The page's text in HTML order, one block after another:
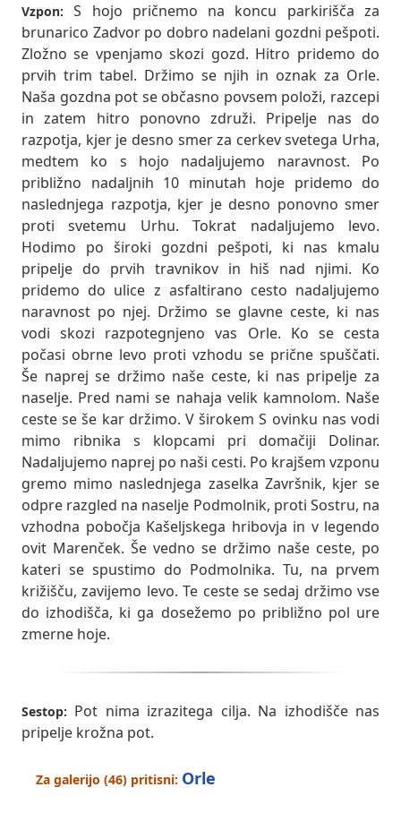
Vzpon:
S hojo pričnemo na koncu parkirišča za
brunarico Zadvor po dobro nadelani gozdni pešpoti.
Zložno se vpenjamo skozi gozd. Hitro pridemo do
prvih trim tabel. Držimo se njih in oznak za Orle.
Naša gozdna pot se občasno povsem položi, razcepi
in zatem hitro ponovno združi. Pripelje nas do
razpotja, kjer je desno smer za cerkev svetega Urha,
medtem ko s hojo nadaljujemo naravnost. Po
približno nadaljnih 10 minutah hoje pridemo do
naslednjega razpotja, kjer je desno ponovno smer
proti svetemu Urhu. Tokrat nadaljujemo levo.
Hodimo po široki gozdni pešpoti, ki nas kmalu
pripelje do prvih travnikov in hiš nad njimi. Ko
pridemo do ulice z asfaltirano cesto nadaljujemo
naravnost po njej. Držimo se glavne ceste, ki nas
vodi skozi razpotegnjeno vas Orle. Ko se cesta
počasi obrne levo proti vzhodu se prične spuščati.
Še naprej se držimo naše ceste, ki nas pripelje za
naselje. Pred nami se nahaja velik kamnolom. Naše
ceste se še kar držimo. V širokem S ovinku nas vodi
mimo ribnika s klopcami pri domačiji Dolinar.
Nadaljujemo naprej po naši cesti. Po krajšem vzponu
gremo mimo naslednjega zaselka Završnik, kjer se
odpre razgled na naselje Podmolnik, proti Sostru, na
vzhodna pobočja Kašeljskega hribovja in v legendo
ovit Marenček. Še vedno se držimo naše ceste, po
kateri se spustimo do Podmolnika. Tu, na prvem
križišču, zavijemo levo. Te ceste se sedaj držimo vse
do izhodišča, ki ga dosežemo po približno pol ure
zmerne hoje.
Sestop: Pot nima izrazitega cilja. Na izhodišče nas
pripelje krožna pot.
Za galerijo (46) pritisni: Orle